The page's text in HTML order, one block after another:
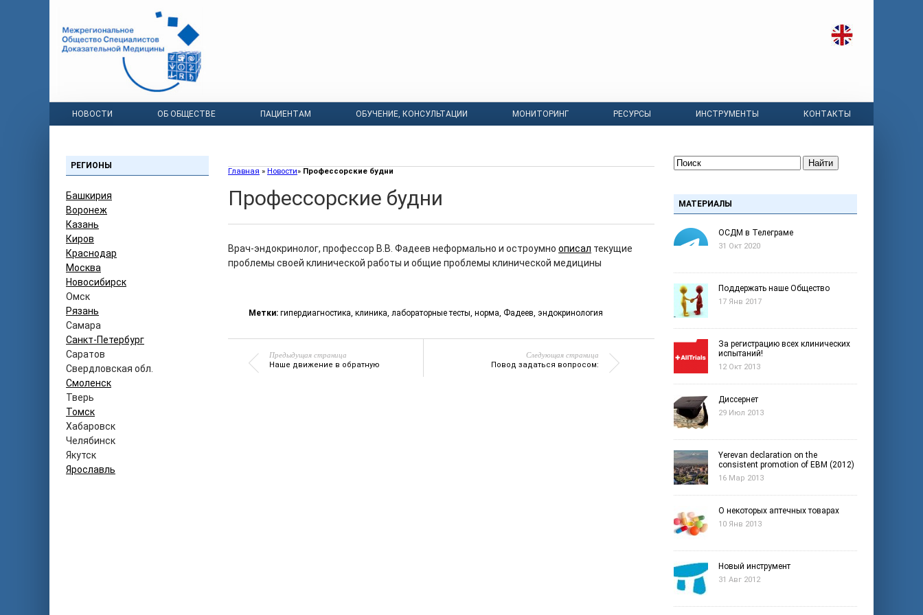
НОВОСТИ ОБ ОБЩЕСТВЕ ПАЦИЕНТАМ ОБУЧЕНИЕ, КОНСУЛЬТАЦИИ МОНИТОРИНГ РЕСУРСЫ ИНСТРУМЕНТЫ КОНТАКТЫ
РЕГИОНЫ
Башкирия
Воронеж
Казань
Киров
Краснодар
Москва
Новосибирск
Омск
Рязань
Самара
Санкт-Петербург
Саратов
Свердловская обл.
Смоленск
Тверь
Томск
Хабаровск
Челябинск
Якутск
Ярославль
Главная » Новости» Профессорские будни
Профессорские будни
Врач-эндокринолог, профессор В.В. Фадеев неформально и остроумно описал текущие
проблемы своей клинической работы и общие проблемы клинической медицины
Метки: гипердиагностика, клиника, лабораторные тесты, норма, Фадеев, эндокринология
Предыдущая страница
Наше движение в обратную
Следующая страница
Повод задаться вопросом:
Найти
МАТЕРИАЛЫ
ОСДМ в Телеграме
31 Окт 2020
Поддержать наше Общество
17 Янв 2017
За регистрацию всех клинических
испытаний!
12 Окт 2013
Диссернет
29 Июл 2013
Yerevan declaration on the
consistent promotion of EBM (2012)
16 Мар 2013
О некоторых аптечных товарах
10 Янв 2013
Новый инструмент
31 Авг 2012